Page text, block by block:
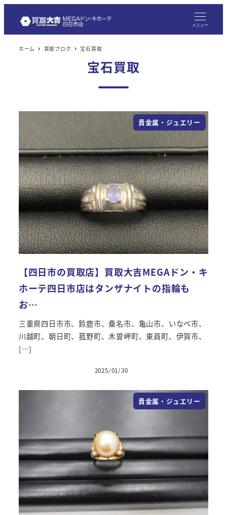
メニュー
ホーム 買取ブログ 宝石買取
宝石買取
貴金属・ジュエリー
【四日市の買取店】買取大吉MEGAドン・キ
ホーテ四日市店はタンザナイトの指輪も
お…
三重県四日市市、鈴鹿市、桑名市、亀山市、いなべ市、
川越町、朝日町、菰野町、木曽岬町、東員町、伊賀市、
[…]
2025/01/30
貴金属・ジュエリー